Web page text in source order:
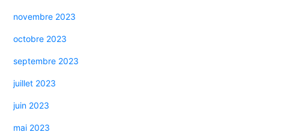
novembre 2023
octobre 2023
septembre 2023
juillet 2023
juin 2023
mai 2023